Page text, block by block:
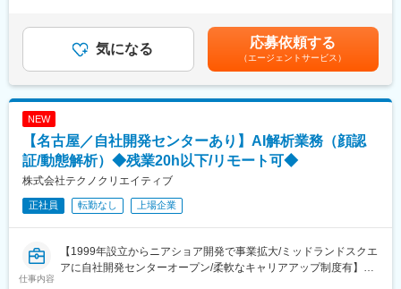
流れる「夕焼け小焼け」の防災無線用のアンプは全国約40,000箇
所に設置された自社製品です。
今後の高齢化社会を見据え、医療機器業界にも参入。あなたの可
い”に就ける」を実現します。
・各配属先にてOJTを中心に先輩社員がしっかりサポートをさせ
ていただきます。
・現場社員ではない管理課との定期面談有り
■評価制度
・人事考課制度（年２回）
∟考課表を作成し、自己評価と上司評価を基にすり合わせを行い
ます。そちらをもとに評価していき、昇給昇格を決定いたしま
す。
テクノクリエイティブでは、若手のうちから裁量を持ち、リーダ
ーとして活躍できる環境があります。
職務手当 39,000円～120,000円/月・役職手当 ～90,000円/月■
賞与：年2回（7月・12月）■昇給：年1回（4月）賃金はあくまで
も目安の金額であり、選考を通じて上下する可能性があります。
月給(月額)は固定手当を含めた表記です。
気になる 応募依頼する
（エージェントサービス）
NEW
【名古屋／自社開発センターあり】AI解析業務（顔認
証/動態解析）◆残業20h以下/リモート可◆
株式会社テクノクリエイティブ
正社員 転勤なし 上場企業
仕事内容
【1999年設立からニアショア開発で事業拡大/ミッドランドスクエ
アに自社開発センターオープン/柔軟なキャリアアップ制度有】